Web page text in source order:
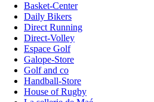
Basket-Center
Daily Bikers
Direct Running
Direct-Volley
Espace Golf
Galope-Store
Golf and co
Handball-Store
House of Rugby